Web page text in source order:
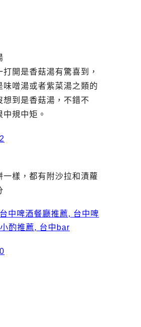
開是香菇湯有驚喜到，
味噌湯或者紫菜湯之類的
想到是香菇湯，不錯不
規中矩。
一樣，都有附沙拉和漬蘿